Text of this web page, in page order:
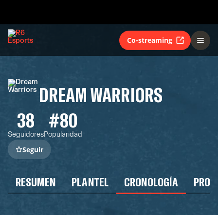
Co-streaming
DREAM WARRIORS
38
Seguidores
#80
Popularidad
Seguir
RESUMEN PLANTEL CRONOLOGÍA